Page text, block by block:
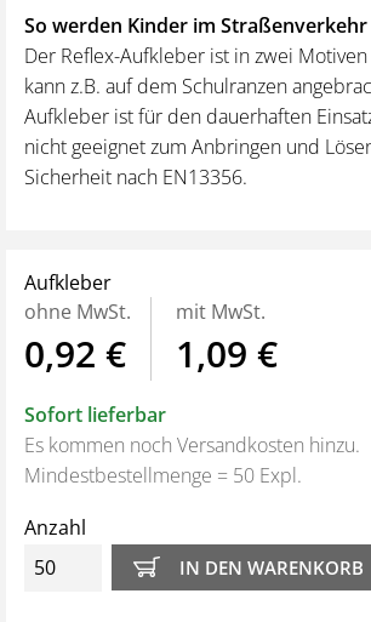
So werden Kinder im
Der Reflex-Aufkleber ist in zwei
kann z.B. auf dem Schulranzen
Aufkleber ist für den dauerhaften
nicht geeignet zum Anbringen und
Sicherheit nach EN13356.
Aufkleber
ohne MwSt.
0,92 €
mit MwSt.
1,09 €
Sofort lieferbar
Es kommen noch Versandkosten hinzu.
Mindestbestellmenge = 50 Expl.
Anzahl